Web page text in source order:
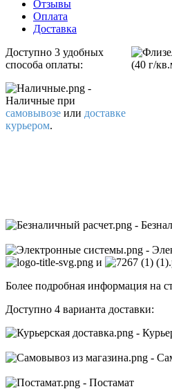
Отзывы
Оплата
Доставка
Доступно 3 удобных
способа оплаты:
-
Наличные при
самовывозе или доставке
курьером.
-
-
и
Более подробная информация на
Доступно 4 варианта доставки:
-
-
- Постамат